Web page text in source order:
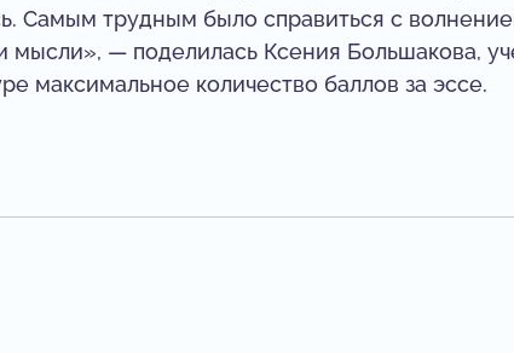
Самым трудным было справиться с
мысли», — поделилась Ксения Большакова,
максимальное количество баллов за эссе.